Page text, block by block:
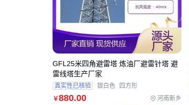
￥880.00 河南新乡
GFL25米四角避雷塔 炼油厂避雷针塔 避
雷线塔生产厂家
真实性已核验 银白色 四方形